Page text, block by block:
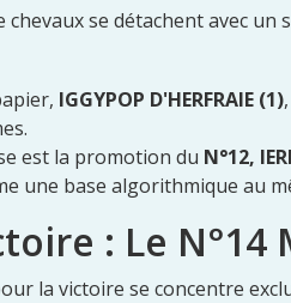
se détachent avec
IGGYPOP D'HERFRAIE (1),
est la promotion du N°12,
une base algorithmique au
: Le N°14
la victoire se concentre